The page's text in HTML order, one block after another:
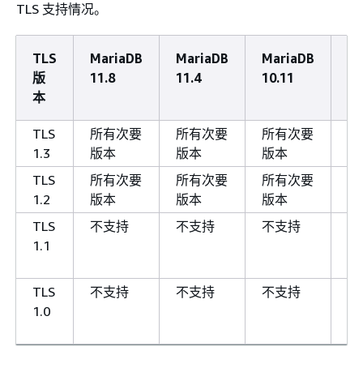
TLS 支持情况。
TLS
版
本
MariaDB
11.8
MariaDB
11.4
MariaDB
10.11
TLS
1.3
所有次要
版本
所有次要
版本
所有次要
版本
TLS
1.2
所有次要
版本
所有次要
版本
所有次要
版本
TLS
1.1
不支持 不支持 不支持
TLS
1.0
不支持 不支持 不支持